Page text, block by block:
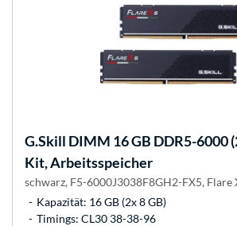
G.Skill DIMM 16 GB DDR5-6000
Kit, Arbeitsspeicher
schwarz, F5-6000J3038F8GH2-FX5, Flare
Kapazität: 16 GB (2x 8 GB)
Timings: CL30 38-38-96